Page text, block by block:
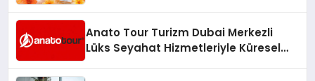
Anato Tour Turizm Dubai Merkezli
Lüks Seyahat Hizmetleriyle Küresel